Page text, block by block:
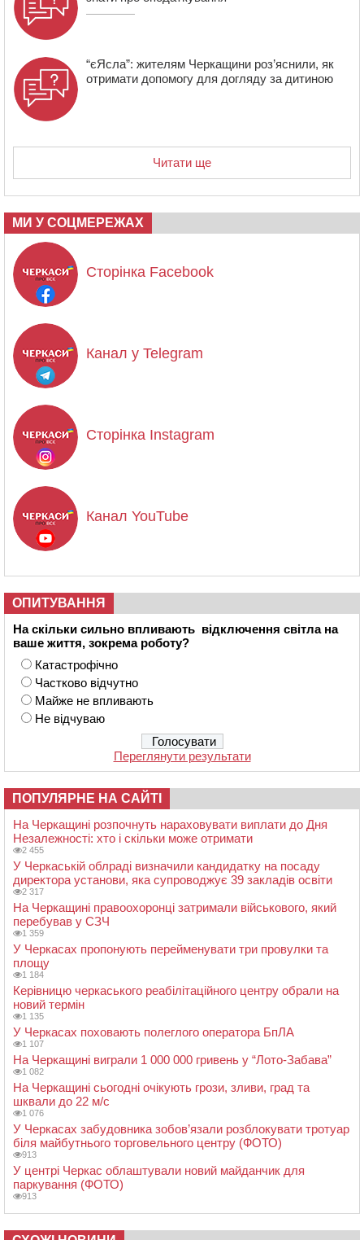
“єЯсла”: жителям Черкащини роз’яснили, як
отримати допомогу для догляду за дитиною
Читати ще
МИ У СОЦМЕРЕЖАХ
Сторінка Facebook
Канал у Telegram
Сторінка Instagram
Канал YouTube
ОПИТУВАННЯ
На скільки сильно впливають відключення світла на
ваше життя, зокрема роботу?
Катастрофічно
Частково відчутно
Майже не впливають
Не відчуваю
Переглянути результати
ПОПУЛЯРНЕ НА САЙТІ
На Черкащині розпочнуть нараховувати виплати до Дня
Незалежності: хто і скільки може отримати
2 455
У Черкаській облраді визначили кандидатку на посаду
директора установи, яка супроводжує 39 закладів освіти
2 317
На Черкащині правоохоронці затримали військового, який
перебував у СЗЧ
1 359
У Черкасах пропонують перейменувати три провулки та
площу
1 184
Керівницю черкаського реабілітаційного центру обрали на
новий термін
1 135
У Черкасах поховають полеглого оператора БпЛА
1 107
На Черкащині виграли 1 000 000 гривень у “Лото-Забава”
1 082
На Черкащині сьогодні очікують грози, зливи, град та
шквали до 22 м/с
1 076
У Черкасах забудовника зобов’язали розблокувати тротуар
біля майбутнього торговельного центру (ФОТО)
913
У центрі Черкас облаштували новий майданчик для
паркування (ФОТО)
913